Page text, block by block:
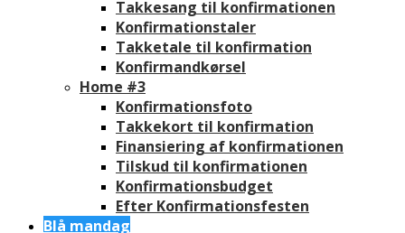
Takkesang til konfirmationen
Konfirmationstaler
Takketale til konfirmation
Konfirmandkørsel
Home #3
Konfirmationsfoto
Takkekort til konfirmation
Finansiering af konfirmationen
Tilskud til konfirmationen
Konfirmationsbudget
Efter Konfirmationsfesten
Blå mandag